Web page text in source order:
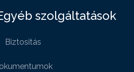
szolgáltatások
Biztositás